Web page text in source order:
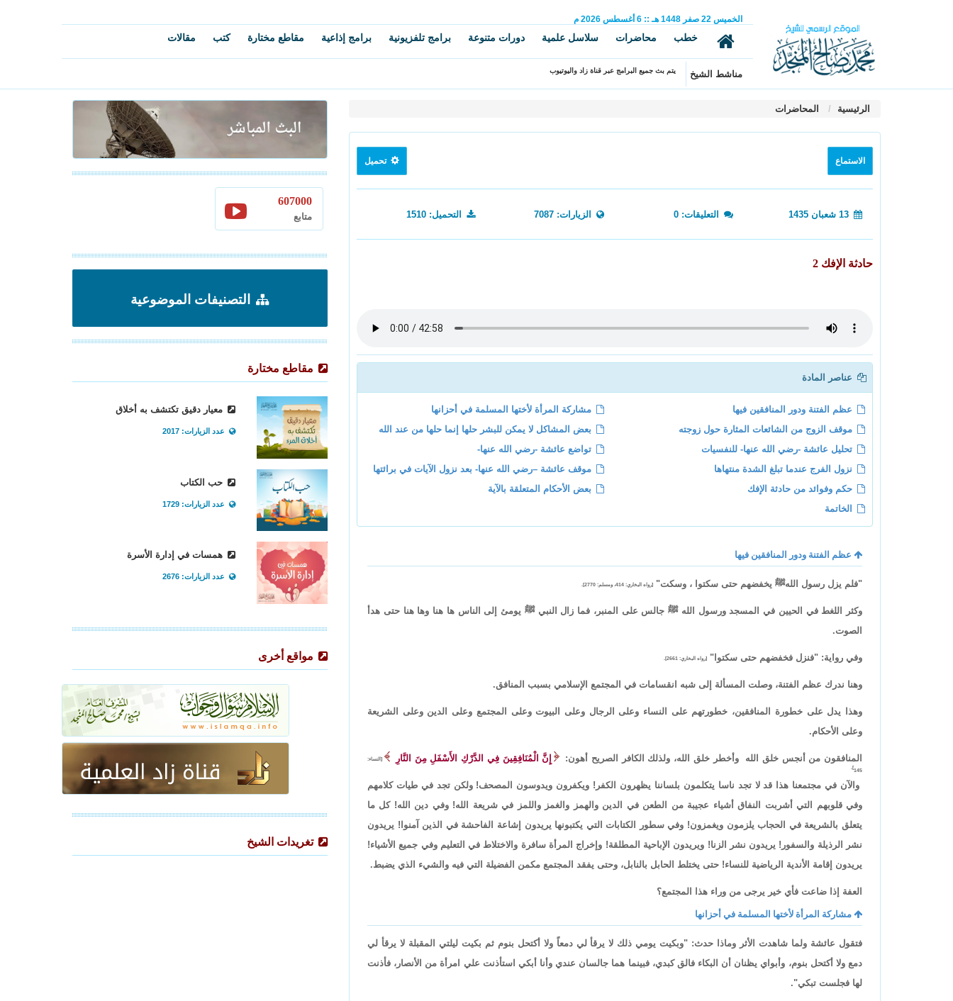
الخميس 22 صفر 1448 هـ ::
6 أغسطس 2026 م
خطب محاضرات سلاسل علمية دورات متنوعة برامج تلفزيونية برامج إذاعية مقاطع مختارة كتب مقالات
مناشط الشيخ يتم بث جميع البرامج عبر قناة زاد واليوتيوب
الرئيسية المحاضرات
الاستماع تحميل
التعليقات: 0 الزيارات: 7087 التحميل: 1510
حادثة الإفك 2
عناصر المادة
عظم الفتنة ودور المنافقين فيها
مشاركة المرأة لأختها المسلمة في أحزانها
موقف الزوج من الشائعات المثارة حول زوجته
بعض المشاكل لا يمكن للبشر حلها إنما حلها من عند الله
تحليل عائشة -رضي الله عنها- للنفسيات
تواضع عائشة -رضي الله عنها-
نزول الفرج عندما تبلغ الشدة منتهاها
موقف عائشة –رضي الله عنها- بعد نزول الآيات في برائتها
حكم وفوائد من حادثة الإفك
بعض الأحكام المتعلقة بالآية
الخاتمة
عظم الفتنة ودور المنافقين فيها
"فلم يزل رسول اللهﷺ يخفضهم حتى سكتوا ، وسكت" [رواه البخاري: 414، ومسلم: 2770].
وكثر اللغط في الحيين في المسجد ورسول الله ﷺ جالس على المنبر، فما زال النبي ﷺ يومئ إلى الناس ها هنا وها هنا حتى هدأ
الصوت.
وفي رواية: "فنزل فخفضهم حتى سكتوا" [رواه البخاري: 2661].
وهنا ندرك عظم الفتنة، وصلت المسألة إلى شبه انقسامات في المجتمع الإسلامي بسبب المنافق.
وهذا يدل على خطورة المنافقين، خطورتهم على النساء وعلى الرجال وعلى البيوت وعلى المجتمع وعلى الدين وعلى الشريعة
وعلى الأحكام.
المنافقون من أنجس خلق الله وأخطر خلق الله، ولذلك الكافر الصريح أهون: إِنَّ الْمُنَافِقِينَ فِي الدَّرْكِ الأَسْفَلِ مِنَ النَّارِ
[النساء:
145].
والآن في مجتمعنا هذا قد لا تجد ناسا يتكلمون بلساننا يظهرون الكفر! ويكفرون ويدوسون المصحف! ولكن تجد في طيات كلامهم
وفي قلوبهم التي أشربت النفاق أشياء عجيبة من الطعن في الدين والهمز والغمز واللمز في شريعة الله! وفي دين الله! كل ما
يتعلق بالشريعة في الحجاب يلزمون ويغمزون! وفي سطور الكتابات التي يكتبونها يريدون إشاعة الفاحشة في الذين آمنوا! يريدون
نشر الرذيلة والسفور! يريدون نشر الزنا! ويريدون الإباحية المطلقة! وإخراج المرأة سافرة والاختلاط في التعليم وفي جميع الأشياء!
يريدون إقامة الأندية الرياضية للنساء! حتى يختلط الحابل بالنابل، وحتى يفقد المجتمع مكمن الفضيلة التي فيه والشيء الذي يضبط.
العفة إذا ضاعت فأي خير يرجى من وراء هذا المجتمع؟
مشاركة المرأة لأختها المسلمة في أحزانها
فتقول عائشة ولما شاهدت الأثر وماذا حدث: "وبكيت يومي ذلك لا يرقأ لي دمعاً ولا أكتحل بنوم ثم بكيت ليلتي المقبلة لا يرقأ لي
دمع ولا أكتحل بنوم، وأبواي يظنان أن البكاء فالق كبدي، فبينما هما جالسان عندي وأنا أبكي استأذنت علي امرأة من الأنصار، فأذنت
لها فجلست تبكي".
607000
متابع
التصنيفات الموضوعية
مقاطع مختارة
معيار دقيق تكتشف به أخلاق
عدد الزيارات: 2017
حب الكتاب
عدد الزيارات: 1729
همسات في إدارة الأسرة
عدد الزيارات: 2676
مواقع أخرى
تغريدات الشيخ